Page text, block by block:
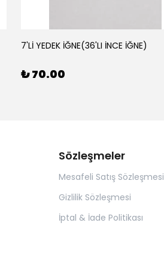
7'Lİ YEDEK İĞNE(36'LI İNCE İĞNE)
₺ 70.00
Sözleşmeler
Mesafeli Satış Sözleşmesi
Gizlilik Sözleşmesi
İptal & İade Politikası